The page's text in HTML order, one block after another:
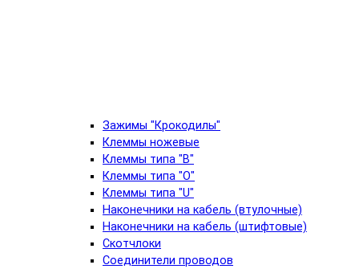
Зажимы "Крокодилы"
Клеммы ножевые
Клеммы типа "B"
Клеммы типа "O"
Клеммы типа "U"
Наконечники на кабель (втулочные)
Наконечники на кабель (штифтовые)
Скотчлоки
Соединители проводов